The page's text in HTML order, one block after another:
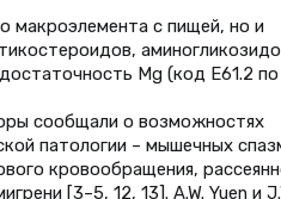
макроэлемента с пищей, но и
Mg (код Е61.2 по
сообщали о возможностях
патологии – мышечных
кровообращения,
[3–5, 12, 13]. A.W. Yuen и